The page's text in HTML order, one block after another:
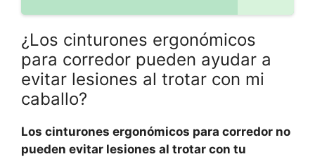
¿Los cinturones ergonómicos
para corredor pueden ayudar a
evitar lesiones al trotar con mi
caballo?
Los cinturones ergonómicos para corredor no
pueden evitar lesiones al trotar con tu